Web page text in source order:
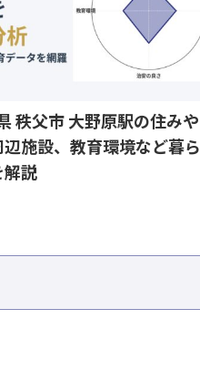
秩父市 大野原駅の住みや
施設、教育環境など暮ら
解説